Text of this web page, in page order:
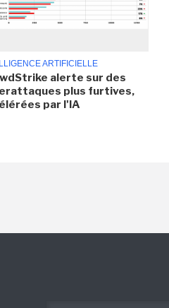
ARTIFICIELLE
alerte sur des
plus furtives,
par l'IA